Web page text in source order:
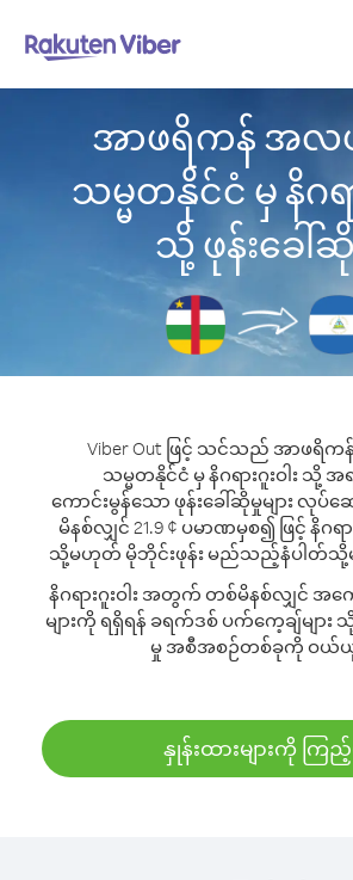
အာဖရိကန် အလ
သမ္မတနိုင်ငံ မှ နိဂရာ
သို့ ဖုန်းခေါ်
Viber Out ဖြင့် သင်သည် အာဖရိ
သမ္မတနိုင်ငံ မှ နိဂရားဂူးဝါး သို့
ကောင်းမွန်သော ဖုန်းခေါ်ဆိုမှုများ လုပ်
မိနစ်လျှင် 21.9 ¢ ပမာဏမှစ၍ ဖြင့် နိဂရား
သို့မဟုတ် မိုဘိုင်းဖုန်း မည်သည့်နံပါတ်သို့မ
နိဂရားဂူးဝါး အတွက် တစ်မိနစ်လျှင် အက
များကို ရရှိရန် ခရက်ဒစ် ပက်ကေ့ချ်မျာ
မှု အစီအစဉ်တစ်ခုကို ဝယ်ယူ
နှုန်းထားများကို ကြည့်